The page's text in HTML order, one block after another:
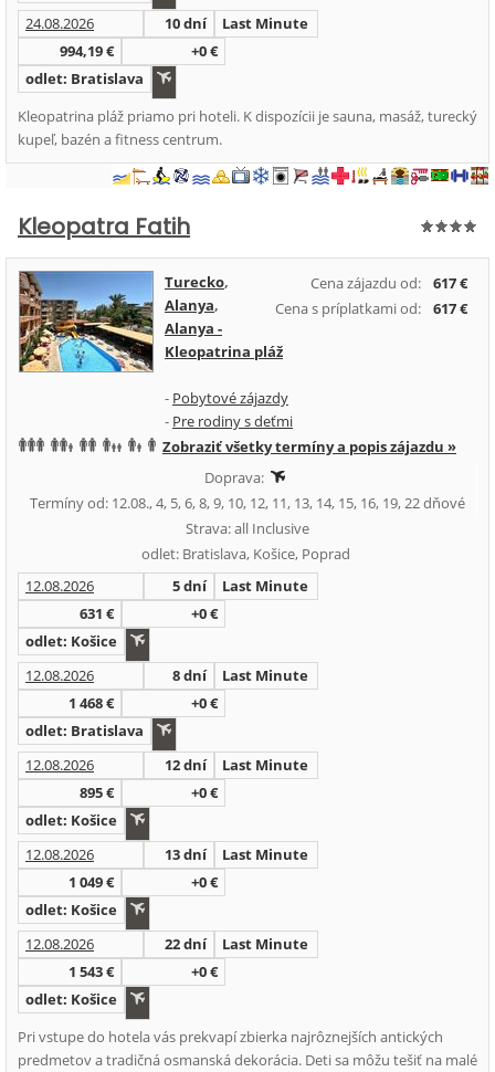
24.08.2026
10 dní
Last Minute
994,19 €
+0 €
odlet: Bratislava
Kleopatrina pláž priamo pri hoteli. K dispozícii je sauna, masáž, turecký
kupeľ, bazén a fitness centrum.
Kleopatra Fatih
Cena zájazdu od:
617 €
Cena s príplatkami od:
617 €
Turecko,
Alanya,
Alanya -
Kleopatrina pláž
- Pobytové zájazdy
- Pre rodiny s deťmi
Zobraziť všetky termíny a popis zájazdu »
Doprava:
Termíny od: 12.08., 4, 5, 6, 8, 9, 10, 12, 11, 13, 14, 15, 16, 19, 22 dňové
Strava: all Inclusive
odlet: Bratislava, Košice, Poprad
12.08.2026
5 dní
Last Minute
631 €
+0 €
odlet: Košice
12.08.2026
8 dní
Last Minute
1 468 €
+0 €
odlet: Bratislava
12.08.2026
12 dní
Last Minute
895 €
+0 €
odlet: Košice
12.08.2026
13 dní
Last Minute
1 049 €
+0 €
odlet: Košice
12.08.2026
22 dní
Last Minute
1 543 €
+0 €
odlet: Košice
Pri vstupe do hotela vás prekvapí zbierka najrôznejších antických
predmetov a tradičná osmanská dekorácia. Deti sa môžu tešiť na malé